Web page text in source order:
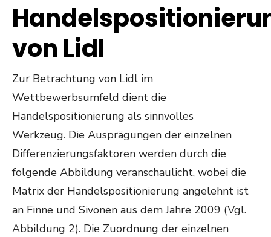
von Lidl
Zur Betrachtung von Lidl im
Wettbewerbsumfeld dient die
Handelspositionierung als sinnvolles
Werkzeug. Die Ausprägungen der einzelnen
Differenzierungsfaktoren werden durch die
folgende Abbildung veranschaulicht, wobei die
Matrix der Handelspositionierung angelehnt ist
an Finne und Sivonen aus dem Jahre 2009 (Vgl.
Abbildung 2). Die Zuordnung der einzelnen